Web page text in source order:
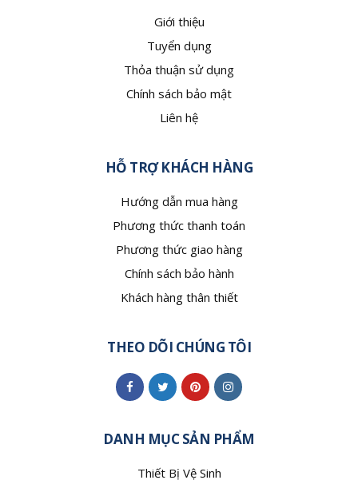
Giới thiệu
Tuyển dụng
Thỏa thuận sử dụng
Chính sách bảo mật
Liên hệ
HỖ TRỢ KHÁCH HÀNG
Hướng dẫn mua hàng
Phương thức thanh toán
Phương thức giao hàng
Chính sách bảo hành
Khách hàng thân thiết
THEO DÕI CHÚNG TÔI
DANH MỤC SẢN PHẨM
Thiết Bị Vệ Sinh